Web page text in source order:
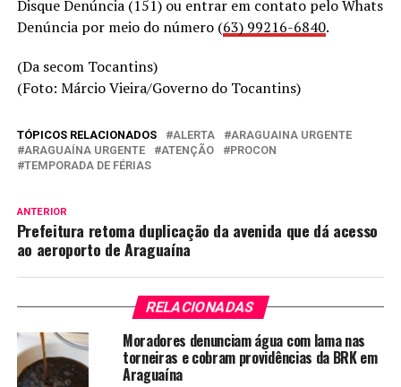
Disque Denúncia (151) ou entrar em contato pelo Whats
Denúncia por meio do número (63) 99216-6840.
(Da secom Tocantins)
(Foto: Márcio Vieira/Governo do Tocantins)
TÓPICOS RELACIONADOS ALERTA
ARAGUAINA URGENTE
ARAGUAÍNA URGENTE
ATENÇÃO
PROCON
TEMPORADA DE FÉRIAS
ANTERIOR
Prefeitura retoma duplicação da avenida que dá acesso
ao aeroporto de Araguaína
RELACIONADAS
Moradores denunciam água com lama nas
torneiras e cobram providências da BRK em
Araguaína